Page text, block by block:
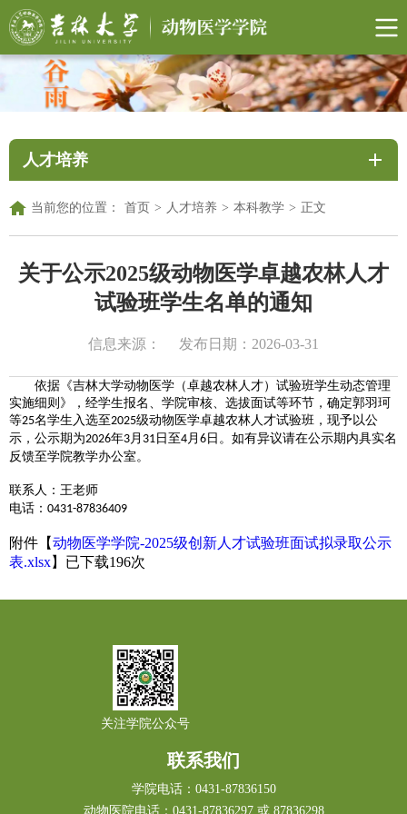
人才培养
当前您的位置： 首页 > 人才培养 > 本科教学 > 正文
关于公示2025级动物医学卓越农林人才
试验班学生名单的通知
信息来源： 发布日期：2026-03-31
依据《吉林大学动物医学（卓越农林人才）试验班学生动态管理
实施细则》，经学生报名、学院审核、选拔面试等环节，确定郭羽珂
等25名学生入选至2025级动物医学卓越农林人才试验班，现予以公
示，公示期为2026年3 月 31日至4 月 6日。如有异议请在公示期内具实名
反馈至学院教学办公室。
联系人：王老师
电话： 0431-87836409
附件【动物医学学院-2025级创新人才试验班面试拟录取公示
表.xlsx】已下载196次
关注学院公众号
联系我们
学院电话：0431-87836150
动物医院电话：0431-87836297 或 87836298